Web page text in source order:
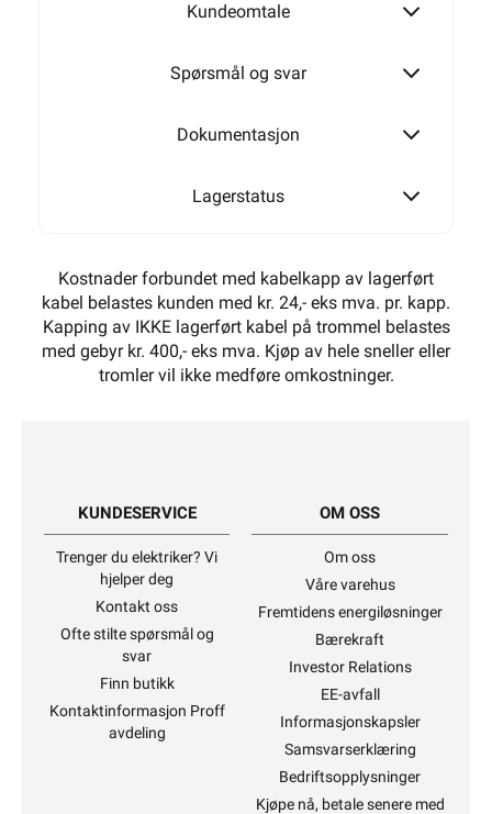
Kundeomtale
Spørsmål og svar
Dokumentasjon
Lagerstatus
Kostnader forbundet med kabelkapp av lagerført
kabel belastes kunden med kr. 24,- eks mva. pr. kapp.
Kapping av IKKE lagerført kabel på trommel belastes
med gebyr kr. 400,- eks mva. Kjøp av hele sneller eller
tromler vil ikke medføre omkostninger.
KUNDESERVICE
Trenger du elektriker? Vi
hjelper deg
Kontakt oss
Ofte stilte spørsmål og
svar
Finn butikk
Kontaktinformasjon Proff
avdeling
OM OSS
Om oss
Våre varehus
Fremtidens energiløsninger
Bærekraft
Investor Relations
EE-avfall
Informasjonskapsler
Samsvarserklæring
Bedriftsopplysninger
Kjøpe nå, betale senere med